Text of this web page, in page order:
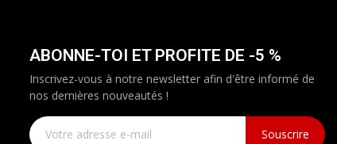
ABONNE-TOI ET PROFITE DE -5 %
Inscrivez-vous à notre newsletter afin d'être informé de
nos dernières nouveautés !
Souscrire